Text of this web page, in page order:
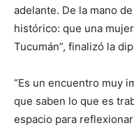
adelante. De la mano
histórico: que una
Tucumán”, finalizó la
“Es un encuentro muy
que saben lo que es
espacio para